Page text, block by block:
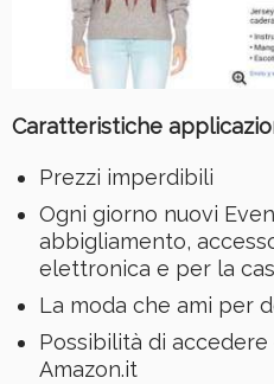
Caratteristiche
Prezzi imperdibili
Ogni giorno nuovi
abbigliamento,
elettronica e per la
La moda che ami per
Possibilità di
Amazon.it